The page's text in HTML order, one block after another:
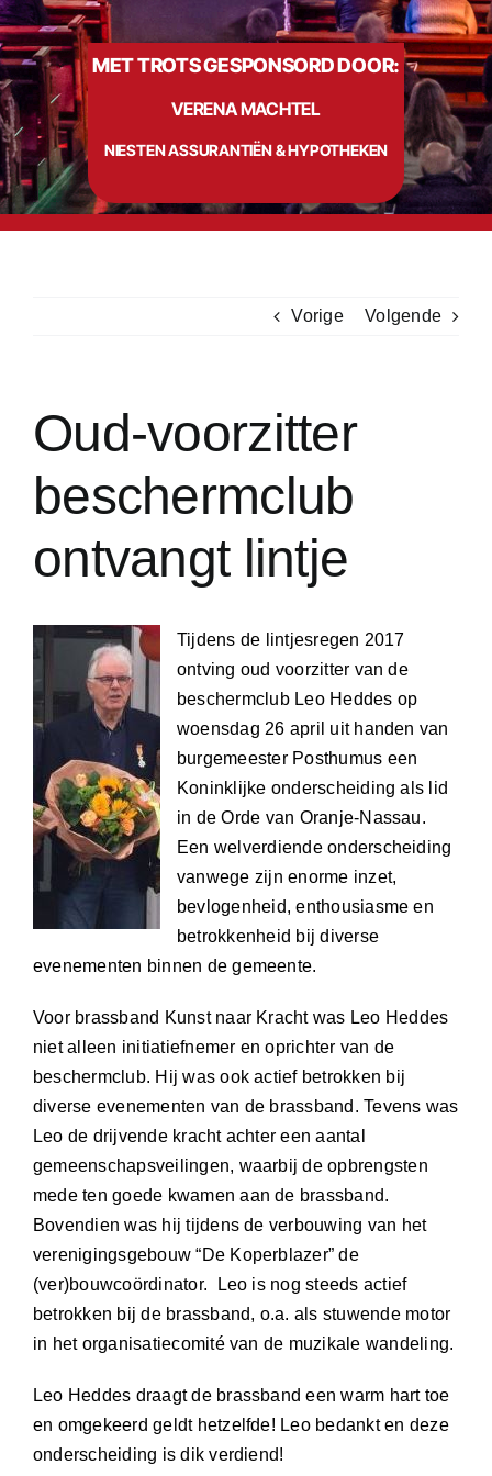
MET TROTS GESPONSORD DOOR:
VERENA MACHTEL
NIESTEN ASSURANTIËN & HYPOTHEKEN
Info
Contact
Vorige Volgende
Oud-voorzitter
beschermclub
ontvangt lintje
Tijdens de lintjesregen 2017
ontving oud voorzitter van de
beschermclub Leo Heddes op
woensdag 26 april uit handen van
burgemeester Posthumus een
Koninklijke onderscheiding als lid
in de Orde van Oranje-Nassau.
Een welverdiende onderscheiding
vanwege zijn enorme inzet,
bevlogenheid, enthousiasme en
betrokkenheid bij diverse
evenementen binnen de gemeente.
Voor brassband Kunst naar Kracht was Leo Heddes
niet alleen initiatiefnemer en oprichter van de
beschermclub. Hij was ook actief betrokken bij
diverse evenementen van de brassband. Tevens was
Leo de drijvende kracht achter een aantal
gemeenschapsveilingen, waarbij de opbrengsten
mede ten goede kwamen aan de brassband.
Bovendien was hij tijdens de verbouwing van het
verenigingsgebouw “De Koperblazer” de
(ver)bouwcoördinator. Leo is nog steeds actief
betrokken bij de brassband, o.a. als stuwende motor
in het organisatiecomité van de muzikale wandeling.
Leo Heddes draagt de brassband een warm hart toe
en omgekeerd geldt hetzelfde! Leo bedankt en deze
onderscheiding is dik verdiend!